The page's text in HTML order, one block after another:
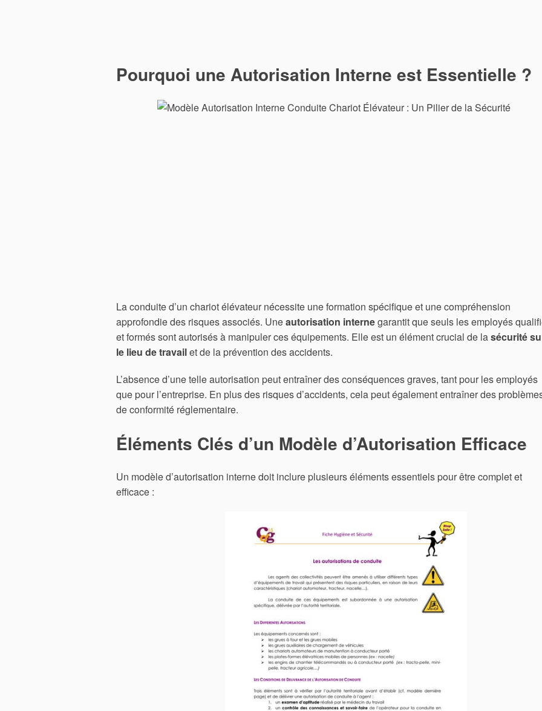
Pourquoi une Autorisation Interne est Essentielle ?
La conduite d’un chariot élévateur nécessite une formation spécifique et une compréhension
approfondie des risques associés. Uneautorisation internegarantit que seuls les employés
et formés sont autorisés à manipuler ces équipements. Elle est un élément crucial de lasécurité
le lieu de travailet de la prévention des accidents.
L’absence d’une telle autorisation peut entraîner des conséquences graves, tant pour les employés
que pour l’entreprise. En plus des risques d’accidents, cela peut également entraîner des
de conformité réglementaire.
Éléments Clés d’un Modèle d’Autorisation Efficace
Un modèle d’autorisation interne doit inclure plusieurs éléments essentiels pour être complet et
efficace :